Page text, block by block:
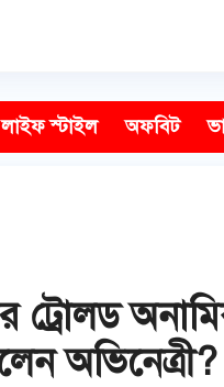
লাইফ স্টাইল অফবিট
ট্রোলড
অভিনেত্রী?